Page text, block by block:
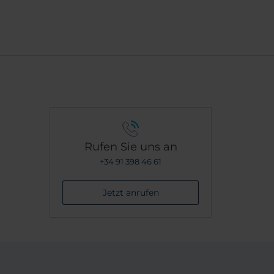
Rufen Sie uns an
+34 91 398 46 61
Jetzt anrufen